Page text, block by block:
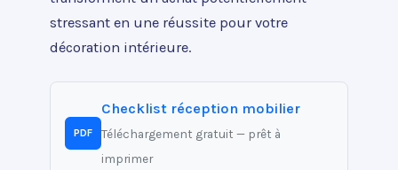
stressant en une réussite pour votre
décoration intérieure.
PDF
Checklist réception mobilier
Téléchargement gratuit — prêt à
imprimer